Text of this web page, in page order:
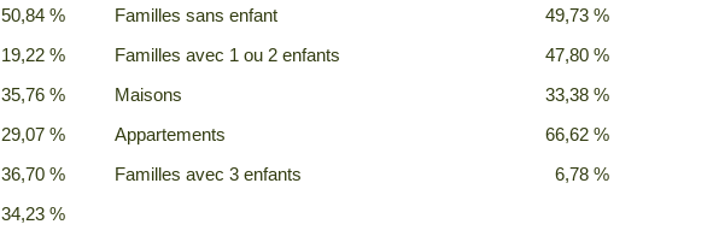
50,84 %
19,22 %
35,76 %
29,07 %
36,70 %
34,23 %
Familles sans enfant 49,73 %
Familles avec 1 ou 2 enfants 47,80 %
Maisons 33,38 %
Appartements 66,62 %
Familles avec 3 enfants 6,78 %